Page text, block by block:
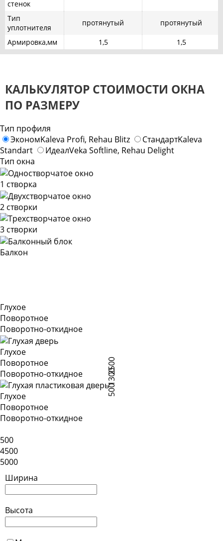
стенок
Тип
уплотнителя
протянутый протянутый
Армировка,мм 1,5 1,5
КАЛЬКУЛЯТОР СТОИМОСТИ ОКНА
ПО РАЗМЕРУ
Тип профиля
ЭкономKaleva Profi, Rehau Blitz СтандартKaleva
Standart
ИдеалVeka Softline, Rehau Delight
Тип окна
1 створка
2 створки
3 створки
Балкон
2500
1300
500
Глухое
Поворотное
Поворотно-откидное
Глухое
Поворотное
Поворотно-откидное
Глухое
Поворотное
Поворотно-откидное
500
4500
5000
Ширина
Высота